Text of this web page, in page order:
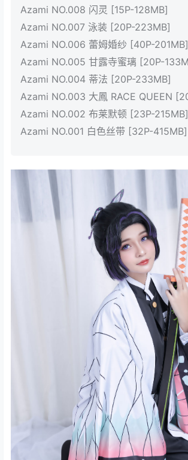
Azami NO.008 闪灵 [15P-128MB]
Azami NO.007 泳装 [20P-223MB]
Azami NO.006 蕾姆婚纱 [40P-201MB]
Azami NO.005 甘露寺蜜璃 [20P-
Azami NO.004 蒂法 [20P-233MB]
Azami NO.003 大鳳 RACE QUEEN
Azami NO.002 布莱默顿 [23P-215MB]
Azami NO.001 白色丝带 [32P-415MB]